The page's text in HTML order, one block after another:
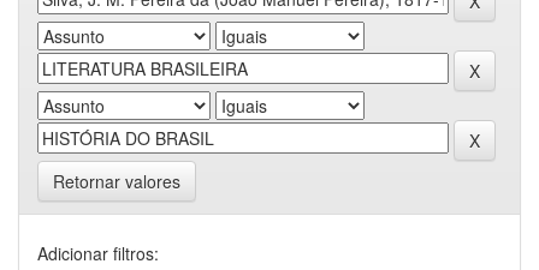
Retornar valores
Adicionar filtros: